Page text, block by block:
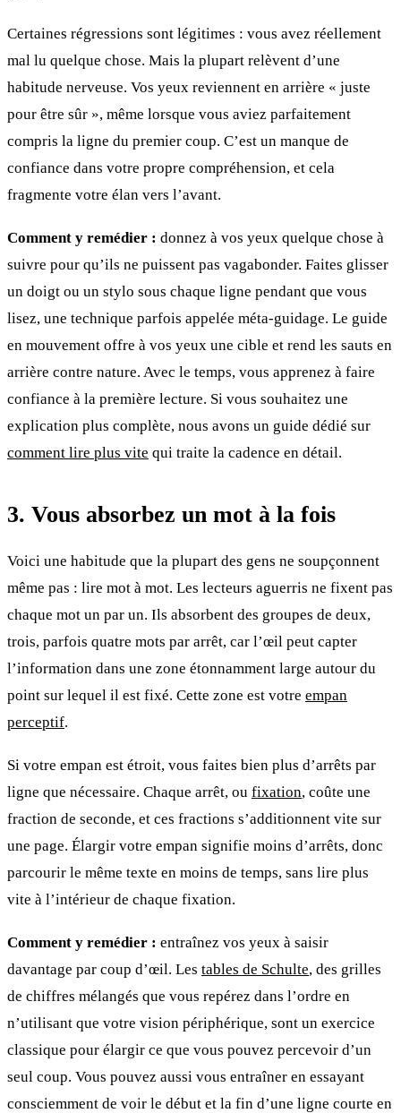
Certaines régressions sont légitimes : vous avez réellement
mal lu quelque chose. Mais la plupart relèvent d’une
habitude nerveuse. Vos yeux reviennent en arrière « juste
pour être sûr », même lorsque vous aviez parfaitement
compris la ligne du premier coup. C’est un manque de
confiance dans votre propre compréhension, et cela
fragmente votre élan vers l’avant.
Comment y remédier : donnez à vos yeux quelque chose à
suivre pour qu’ils ne puissent pas vagabonder. Faites glisser
un doigt ou un stylo sous chaque ligne pendant que vous
lisez, une technique parfois appelée méta-guidage. Le guide
en mouvement offre à vos yeux une cible et rend les sauts en
arrière contre nature. Avec le temps, vous apprenez à faire
confiance à la première lecture. Si vous souhaitez une
explication plus complète, nous avons un guide dédié sur
comment lire plus vite qui traite la cadence en détail.
3. Vous absorbez un mot à la fois
Voici une habitude que la plupart des gens ne soupçonnent
même pas : lire mot à mot. Les lecteurs aguerris ne fixent pas
chaque mot un par un. Ils absorbent des groupes de deux,
trois, parfois quatre mots par arrêt, car l’œil peut capter
l’information dans une zone étonnamment large autour du
point sur lequel il est fixé. Cette zone est votre empan
perceptif.
Si votre empan est étroit, vous faites bien plus d’arrêts par
ligne que nécessaire. Chaque arrêt, ou fixation, coûte une
fraction de seconde, et ces fractions s’additionnent vite sur
une page. Élargir votre empan signifie moins d’arrêts, donc
parcourir le même texte en moins de temps, sans lire plus
vite à l’intérieur de chaque fixation.
Comment y remédier : entraînez vos yeux à saisir
davantage par coup d’œil. Les tables de Schulte, des grilles
de chiffres mélangés que vous repérez dans l’ordre en
n’utilisant que votre vision périphérique, sont un exercice
classique pour élargir ce que vous pouvez percevoir d’un
seul coup. Vous pouvez aussi vous entraîner en essayant
consciemment de voir le début et la fin d’une ligne courte en